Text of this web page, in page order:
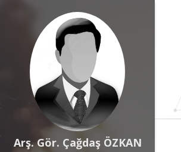
Arş. Gör. Çağdaş ÖZKAN